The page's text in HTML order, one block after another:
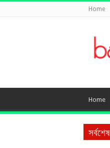
Home
Home
সর্বশেষ